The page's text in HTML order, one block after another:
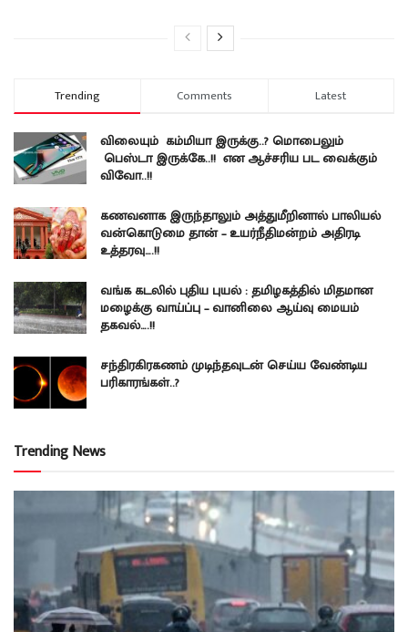
Trending Comments Latest
விலையும் கம்மியா இருக்கு..? மொபைலும்
பெஸ்டா இருக்கே..!! என ஆச்சரிய பட வைக்கும்
விவோ..!!
கணவனாக இருந்தாலும் அத்துமீறினால் பாலியல்
வன்கொடுமை தான் – உயர்நீதிமன்றம் அதிரடி
உத்தரவு….!!
வங்க கடலில் புதிய புயல் : தமிழகத்தில் மிதமான
மழைக்கு வாய்ப்பு – வானிலை ஆய்வு மையம்
தகவல்….!!
சந்திரகிரகணம் முடிந்தவுடன் செய்ய வேண்டிய
பரிகாரங்கள்..?
Trending News